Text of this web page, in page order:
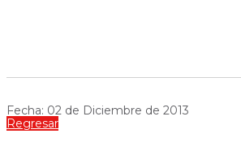
Fecha: 02 de Diciembre de 2013
Regresar